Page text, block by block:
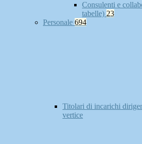
Consulenti e
tabelle) 23
Personale 694
Titolari di incarichi
vertice